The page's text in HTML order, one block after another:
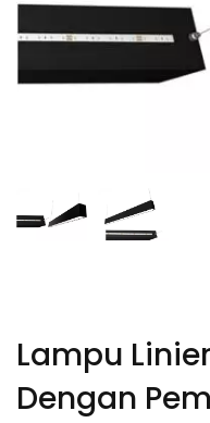
Lampu
Dengan